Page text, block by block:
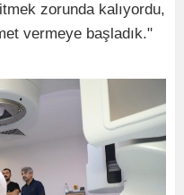
zorunda kalıyordu,
vermeye başladık."